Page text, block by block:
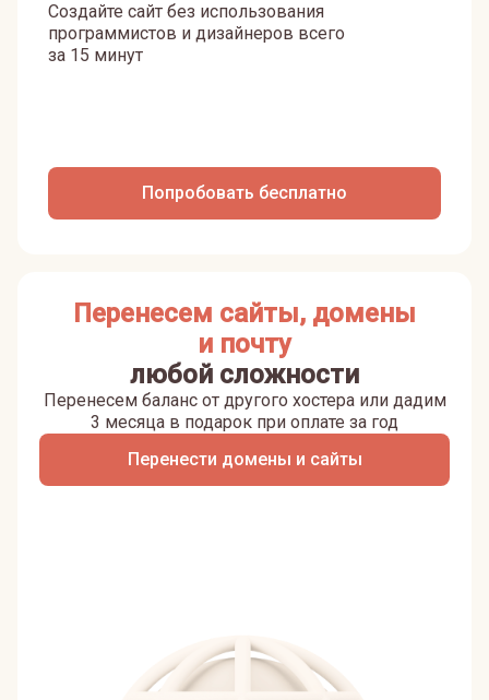
Создайте сайт без использования
программистов и дизайнеров всего
за 15 минут
Попробовать бесплатно
Перенесем сайты, домены
и почту
любой сложности
Перенести домены и сайты
Перенесем баланс от другого хостера или дадим
3 месяца в подарок при оплате за год